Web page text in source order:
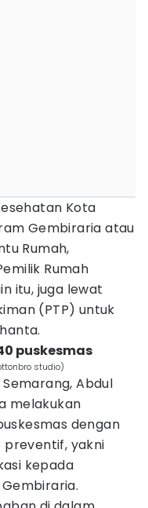
Kota
Gembiraria atau
Rumah,
Rumah
itu, juga lewat
(PTP) untuk
puskesmas
studio)
Abdul
melakukan
dengan
yakni
kepada